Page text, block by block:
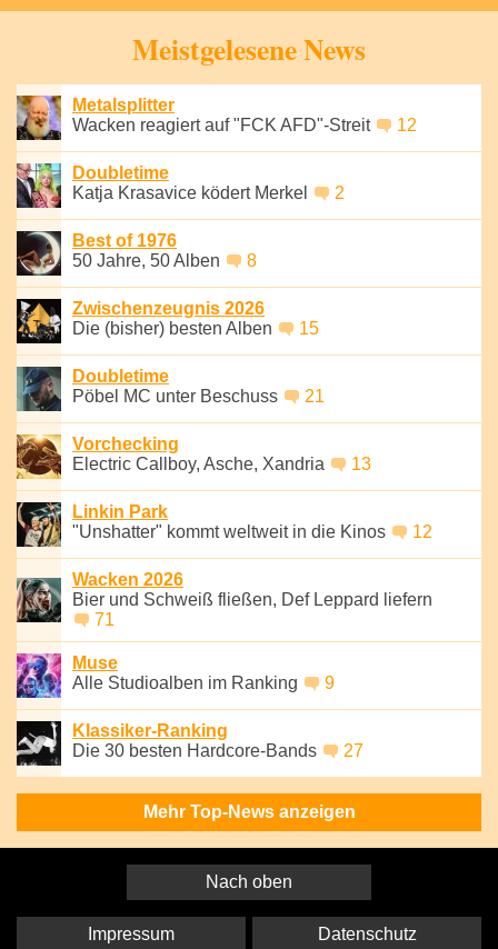
Meistgelesene News
Metalsplitter
Wacken reagiert auf "FCK AFD"-Streit
12
Doubletime
Katja Krasavice ködert Merkel
2
Best of 1976
50 Jahre, 50 Alben
8
Zwischenzeugnis 2026
Die (bisher) besten Alben
15
Doubletime
Pöbel MC unter Beschuss
21
Vorchecking
Electric Callboy, Asche, Xandria
13
Linkin Park
"Unshatter" kommt weltweit in die Kinos
12
Wacken 2026
Bier und Schweiß fließen, Def Leppard liefern
71
Muse
Alle Studioalben im Ranking
9
Klassiker-Ranking
Die 30 besten Hardcore-Bands
27
Mehr Top-News anzeigen
Nach oben
Impressum Datenschutz